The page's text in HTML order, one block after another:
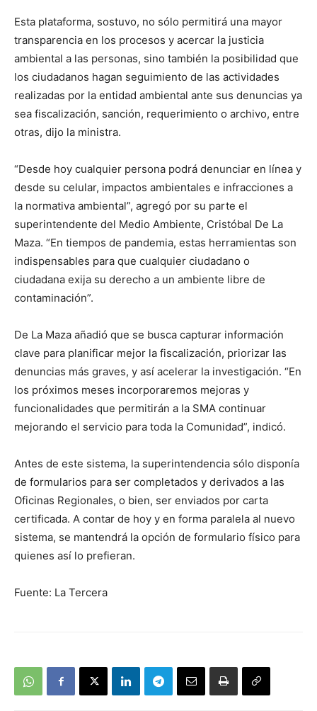
Esta plataforma, sostuvo, no sólo permitirá una mayor
transparencia en los procesos y acercar la justicia
ambiental a las personas, sino también la posibilidad que
los ciudadanos hagan seguimiento de las actividades
realizadas por la entidad ambiental ante sus denuncias ya
sea fiscalización, sanción, requerimiento o archivo, entre
otras, dijo la ministra.
“Desde hoy cualquier persona podrá denunciar en línea y
desde su celular, impactos ambientales e infracciones a
la normativa ambiental”, agregó por su parte el
superintendente del Medio Ambiente, Cristóbal De La
Maza. “En tiempos de pandemia, estas herramientas son
indispensables para que cualquier ciudadano o
ciudadana exija su derecho a un ambiente libre de
contaminación”.
De La Maza añadió que se busca capturar información
clave para planificar mejor la fiscalización, priorizar las
denuncias más graves, y así acelerar la investigación. “En
los próximos meses incorporaremos mejoras y
funcionalidades que permitirán a la SMA continuar
mejorando el servicio para toda la Comunidad”, indicó.
Antes de este sistema, la superintendencia sólo disponía
de formularios para ser completados y derivados a las
Oficinas Regionales, o bien, ser enviados por carta
certificada. A contar de hoy y en forma paralela al nuevo
sistema, se mantendrá la opción de formulario físico para
quienes así lo prefieran.
Fuente: La Tercera